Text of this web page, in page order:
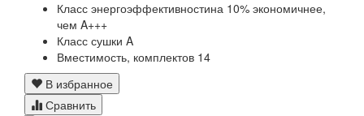
Класс энергоэффективностина 10% экономичнее,
чем A+++
Класс сушки A
Вместимость, комплектов 14
В избранное
Сравнить